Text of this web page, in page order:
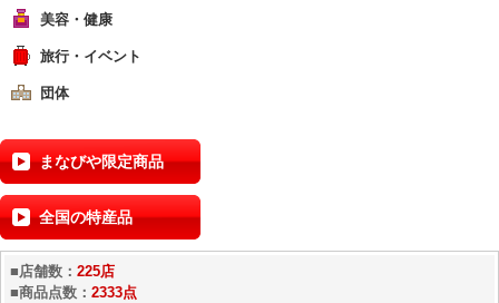
美容・健康
旅行・イベント
団体
まなびや限定商品
全国の特産品
■店舗数： 225店
■商品点数： 2333点